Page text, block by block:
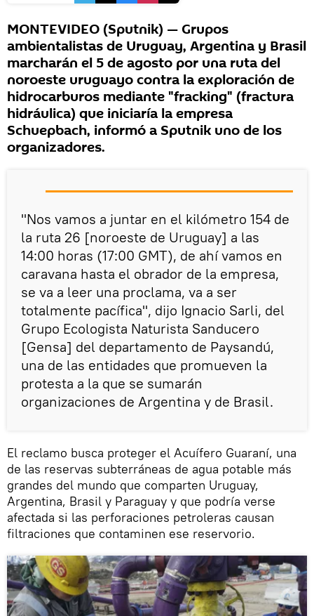
MONTEVIDEO (Sputnik) — Grupos
ambientalistas de Uruguay, Argentina y Brasil
marcharán el 5 de agosto por una ruta del
noroeste uruguayo contra la exploración de
hidrocarburos mediante "fracking" (fractura
hidráulica) que iniciaría la empresa
Schuepbach, informó a Sputnik uno de los
organizadores.
"Nos vamos a juntar en el kilómetro 154 de
la ruta 26 [noroeste de Uruguay] a las
14:00 horas (17:00 GMT), de ahí vamos en
caravana hasta el obrador de la empresa,
se va a leer una proclama, va a ser
totalmente pacífica", dijo Ignacio Sarli, del
Grupo Ecologista Naturista Sanducero
[Gensa] del departamento de Paysandú,
una de las entidades que promueven la
protesta a la que se sumarán
organizaciones de Argentina y de Brasil.
El reclamo busca proteger el Acuífero Guaraní, una
de las reservas subterráneas de agua potable más
grandes del mundo que comparten Uruguay,
Argentina, Brasil y Paraguay y que podría verse
afectada si las perforaciones petroleras causan
filtraciones que contaminen ese reservorio.